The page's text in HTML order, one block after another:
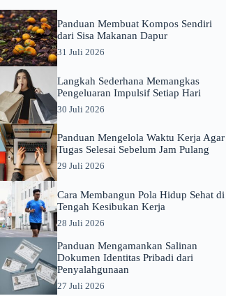
Panduan Membuat Kompos Sendiri
dari Sisa Makanan Dapur
31 Juli 2026
Langkah Sederhana Memangkas
Pengeluaran Impulsif Setiap Hari
30 Juli 2026
Panduan Mengelola Waktu Kerja Agar
Tugas Selesai Sebelum Jam Pulang
29 Juli 2026
Cara Membangun Pola Hidup Sehat di
Tengah Kesibukan Kerja
28 Juli 2026
Panduan Mengamankan Salinan
Dokumen Identitas Pribadi dari
Penyalahgunaan
27 Juli 2026